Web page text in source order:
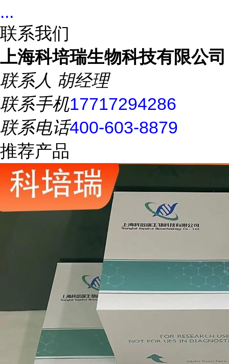
...
联系我们
上海科培瑞生物科技有限公司
联系人 胡经理
联系手机17717294286
联系电话400-603-8879
推荐产品